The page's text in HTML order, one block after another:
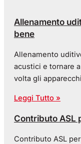
Allenamento
bene
Allenamento
acustici e tornare
volta gli
Leggi Tutto »
Contributo ASL
Contributo ASL